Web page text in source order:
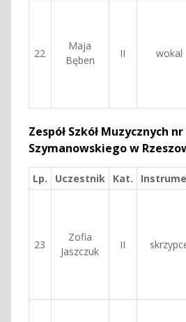
22
Maja
Bęben
II wokal
Zespół Szkół Muzycznych
Szymanowskiego w
Lp. Uczestnik Kat.
23
Zofia
Jaszczuk
II